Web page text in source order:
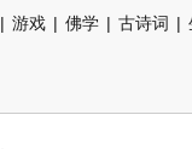
| 游戏 | 佛学 | 古诗词 |